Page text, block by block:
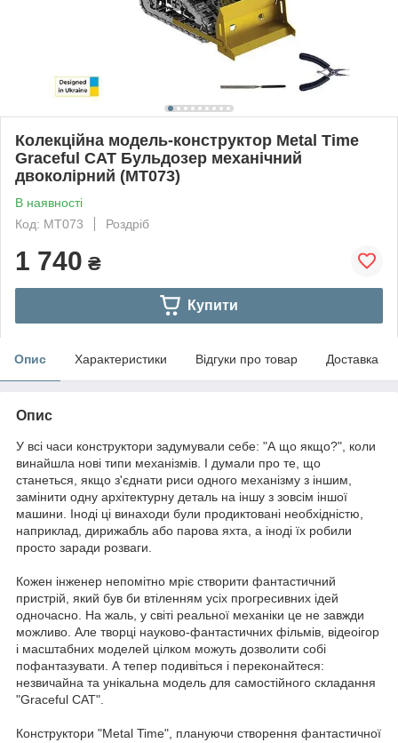
Колекційна модель-конструктор Metal Time
Graceful CAT Бульдозер механічний
двоколірний (MT073)
В наявності
Код: MT073
Роздріб
1 740 ₴
Купити
Опис Характеристики Відгуки про товар Доставка
Опис
У всі часи конструктори задумували себе: "А що якщо?", коли
винайшла нові типи механізмів. І думали про те, що
станеться, якщо з'єднати риси одного механізму з іншим,
замінити одну архітектурну деталь на іншу з зовсім іншої
машини. Іноді ці винаходи були продиктовані необхідністю,
наприклад, дирижабль або парова яхта, а іноді їх робили
просто заради розваги.
Кожен інженер непомітно мріє створити фантастичний
пристрій, який був би втіленням усіх прогресивних ідей
одночасно. На жаль, у світі реальної механіки це не завжди
можливо. Але творці науково-фантастичних фільмів, відеоігор
і масштабних моделей цілком можуть дозволити собі
пофантазувати. А тепер подивіться і переконайтеся:
незвичайна та унікальна модель для самостійного складання
"Graceful CAT".
Конструктори "Metal Time", плануючи створення фантастичної